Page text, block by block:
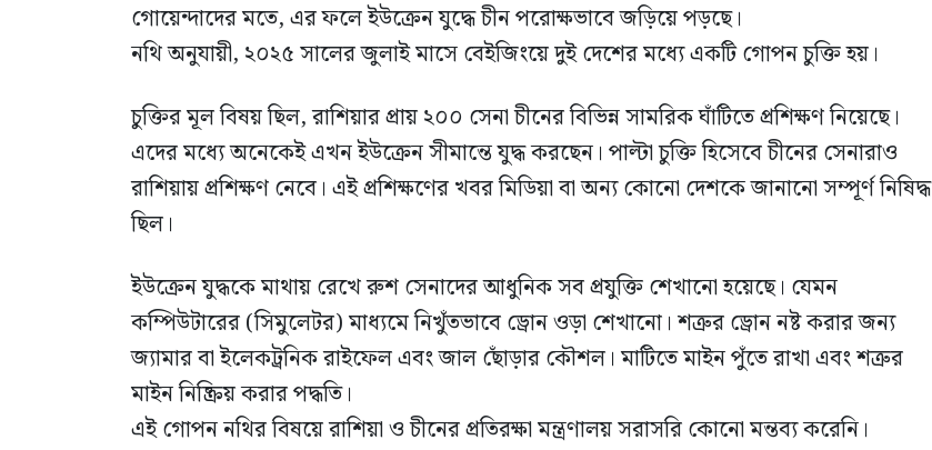
গোয়েন্দাদের মতে, এর ফলে ইউক্রেন যুদ্ধে চীন পরোক্ষভাবে জড়িয়ে পড়ছে।
নথি অনুযায়ী, ২০২৫ সালের জুলাই মাসে বেইজিংয়ে দুই দেশের মধ্যে একটি গোপন চুক্তি হয়।
চুক্তির মূল বিষয় ছিল, রাশিয়ার প্রায় ২০০ সেনা চীনের বিভিন্ন সামরিক ঘাঁটিতে প্রশিক্ষণ নিয়েছে।
এদের মধ্যে অনেকেই এখন ইউক্রেন সীমান্তে যুদ্ধ করছেন। পাল্টা চুক্তি হিসেবে চীনের সেনারাও
রাশিয়ায় প্রশিক্ষণ নেবে। এই প্রশিক্ষণের খবর মিডিয়া বা অন্য কোনো দেশকে জানানো সম্পূর্ণ নিষিদ্ধ
ছিল।
ইউক্রেন যুদ্ধকে মাথায় রেখে রুশ সেনাদের আধুনিক সব প্রযুক্তি শেখানো হয়েছে। যেমন
কম্পিউটারের (সিমুলেটর) মাধ্যমে নিখুঁতভাবে ড্রোন ওড়া শেখানো। শত্রুর ড্রোন নষ্ট করার জন্য
জ্যামার বা ইলেকট্রনিক রাইফেল এবং জাল ছোঁড়ার কৌশল। মাটিতে মাইন পুঁতে রাখা এবং শত্রুর
মাইন নিষ্ক্রিয় করার পদ্ধতি।
এই গোপন নথির বিষয়ে রাশিয়া ও চীনের প্রতিরক্ষা মন্ত্রণালয় সরাসরি কোনো মন্তব্য করেনি।